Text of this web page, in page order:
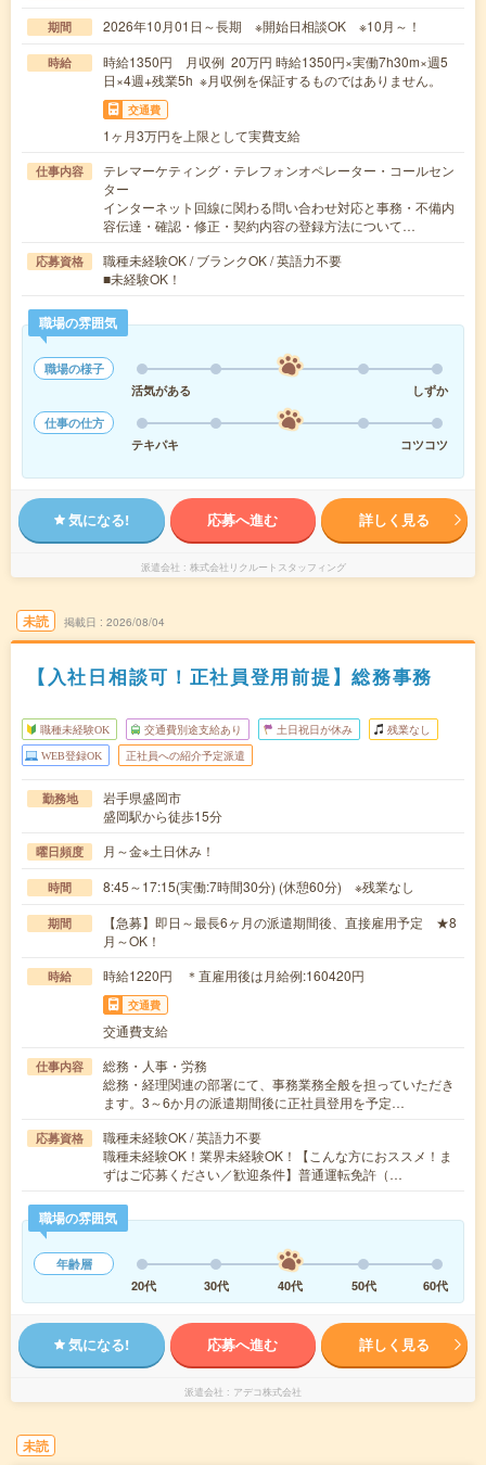
期間 2026年10月01日～長期 ※開始日相談OK ※10月～！
時給
時給1350円 月収例 20万円 時給1350円×実働7h30m×週5
日×4週+残業5h ※月収例を保証するものではありません。
交通費
1ヶ月3万円を上限として実費支給
仕事内容
テレマーケティング・テレフォンオペレーター・コールセン
ター
インターネット回線に関わる問い合わせ対応と事務・不備内
容伝達・確認・修正・契約内容の登録方法について…
応募資格
職種未経験OK / ブランクOK / 英語力不要
■未経験OK！
職場の雰囲気
職場の様子
活気がある
しずか
仕事の仕方
テキパキ
コツコツ
気になる! 応募へ進む 詳しく見る
派遣会社 株式会社リクルートスタッフィング
未読 掲載日 2026/08/04
【入社日相談可！正社員登用前提】総務事務
職種未経験OK 交通費別途支給あり 土日祝日が休み 残業なし
WEB登録OK 正社員への紹介予定派遣
勤務地
岩手県盛岡市
盛岡駅から徒歩15分
曜日頻度 月～金※土日休み！
時間 8:45～17:15(実働:7時間30分) (休憩60分) ※残業なし
期間
【急募】即日～最長6ヶ月の派遣期間後、直接雇用予定 ★8
月～OK！
時給 時給1220円 ＊直雇用後は月給例:160420円
交通費
交通費支給
仕事内容
総務・人事・労務
総務・経理関連の部署にて、事務業務全般を担っていただき
ます。3～6か月の派遣期間後に正社員登用を予定…
応募資格
職種未経験OK / 英語力不要
職種未経験OK！業界未経験OK！【こんな方におススメ！ま
ずはご応募ください／歓迎条件】普通運転免許（…
職場の雰囲気
年齢層
20代
30代 40代 50代 60代
気になる! 応募へ進む 詳しく見る
派遣会社 アデコ株式会社
未読